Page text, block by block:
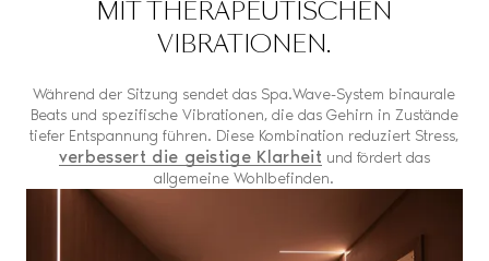
MIT THERAPEUTISCHEN
VIBRATIONEN.
Während der Sitzung sendet das Spa.Wave-System binaurale
Beats und spezifische Vibrationen, die das Gehirn in Zustände
tiefer Entspannung führen. Diese Kombination reduziert Stress,
verbessert die geistige Klarheit und fördert das
allgemeine Wohlbefinden.